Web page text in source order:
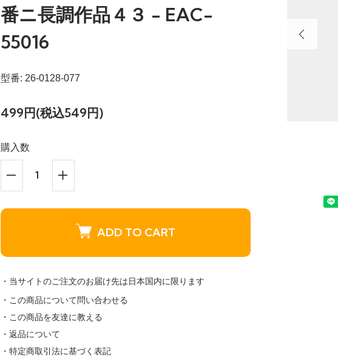
番ニ長調作品４３ - EAC-
55016
型番: 26-0128-077
499円(税込549円)
購入数
ADD TO CART
・当サイトのご注文のお届け先は日本国内に限ります
・この商品について問い合わせる
・この商品を友達に教える
・返品について
・特定商取引法に基づく表記